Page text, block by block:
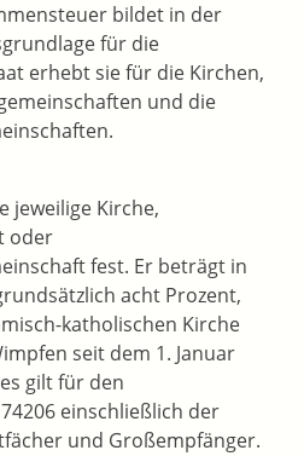
bildet in der
für die
erhebt sie für die Kirchen,
und die
jeweilige Kirche,
oder
fest. Er beträgt in
acht Prozent,
katholischen Kirche
seit dem 1. Januar
gilt für den
einschließlich der
und Großempfänger.